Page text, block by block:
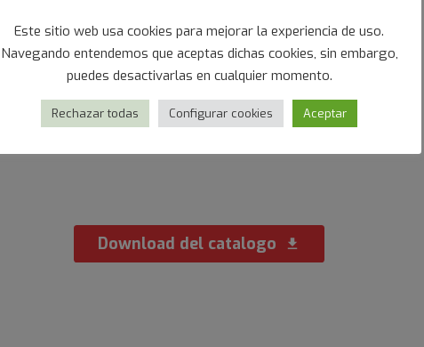
(mezzo guscio) Cozze (Carne)
Download del catalogo download
Este sitio web usa cookies para mejorar la experiencia de uso.
Navegando entendemos que aceptas dichas cookies, sin embargo,
puedes desactivarlas en cualquier momento.
Rechazar todas Configurar cookies Aceptar